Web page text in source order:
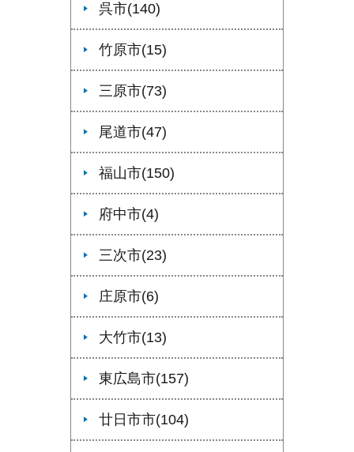
呉市(140)
竹原市(15)
三原市(73)
尾道市(47)
福山市(150)
府中市(4)
三次市(23)
庄原市(6)
大竹市(13)
東広島市(157)
廿日市市(104)